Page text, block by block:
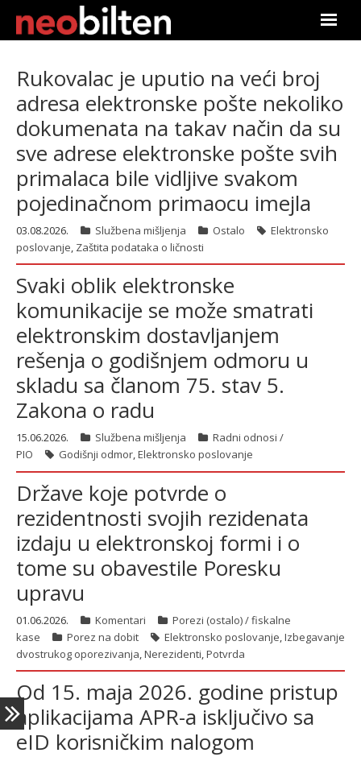
Претрага
Актуелно
Подаци
Линкови
О нама
Претплата
Пријава
latinica
Rukovalac je uputio na veći broj
adresa elektronske pošte nekoliko
dokumenata na takav način da su
sve adrese elektronske pošte svih
primalaca bile vidljive svakom
pojedinačnom primaocu imejla
03.08.2026. Službena mišljenja Ostalo
Elektronsko
poslovanje, Zaštita podataka o ličnosti
Svaki oblik elektronske
komunikacije se može smatrati
elektronskim dostavljanjem
rešenja o godišnjem odmoru u
skladu sa članom 75. stav 5.
Zakona o radu
15.06.2026. Službena mišljenja
Radni odnosi /
PIO
Godišnji odmor,Elektronsko poslovanje
Države koje potvrde o
rezidentnosti svojih rezidenata
izdaju u elektronskoj formi i o
tome su obavestile Poresku
upravu
01.06.2026. Komentari
Porezi (ostalo) / fiskalne
kase
Porez na dobit Elektronsko poslovanje,Izbegavanje
dvostrukog oporezivanja,Nerezidenti,Potvrda
Od 15. maja 2026. godine pristup
aplikacijama APR-a isključivo sa
eID korisničkim nalogom